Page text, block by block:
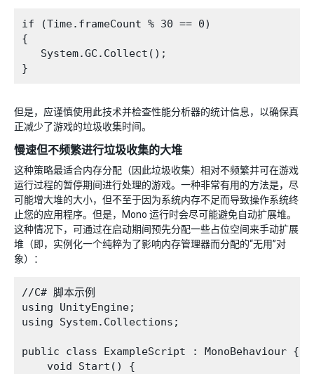
if (Time.frameCount % 30 == 0)
{
   System.GC.Collect();
但是，应谨慎使用此技术并检查性能分析器的统计信息，以确保真
正减少了游戏的垃圾收集时间。
慢速但不频繁进行垃圾收集的大堆
这种策略最适合内存分配（因此垃圾收集）相对不频繁并可在游戏
运行过程的暂停期间进行处理的游戏。一种非常有用的方法是，尽
可能增大堆的大小，但不至于因为系统内存不足而导致操作系统终
止您的应用程序。但是，Mono 运行时会尽可能避免自动扩展堆。
这种情况下，可通过在启动期间预先分配一些占位空间来手动扩展
堆（即，实例化一个纯粹为了影响内存管理器而分配的“无用”对
象）：
//C# 脚本示例
using UnityEngine;
using System.Collections;
public class ExampleScript : MonoBehaviour {
    void Start() {